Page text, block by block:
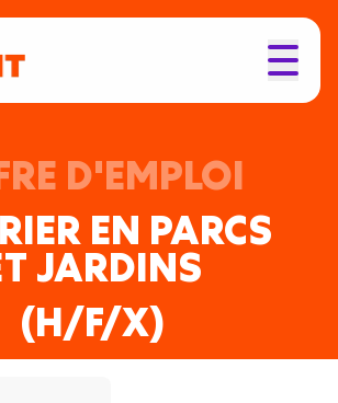
D'EMPLOI
EN PARCS
JARDINS
(H/F/X)